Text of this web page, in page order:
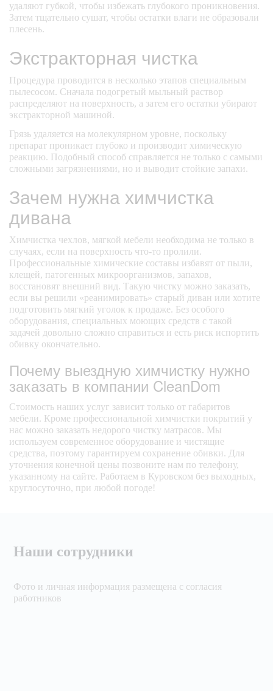
удаляют губкой, чтобы избежать глубокого проникновения.
Затем тщательно сушат, чтобы остатки влаги не образовали
плесень.
Экстракторная чистка
Процедура проводится в несколько этапов специальным
пылесосом. Сначала подогретый мыльный раствор
распределяют на поверхность, а затем его остатки убирают
экстракторной машиной.
Грязь удаляется на молекулярном уровне, поскольку
препарат проникает глубоко и производит химическую
реакцию. Подобный способ справляется не только с самыми
сложными загрязнениями, но и выводит стойкие запахи.
Зачем нужна химчистка
дивана
Химчистка чехлов, мягкой мебели необходима не только в
случаях, если на поверхность что-то пролили.
Профессиональные химические составы избавят от пыли,
клещей, патогенных микроорганизмов, запахов,
восстановят внешний вид. Такую чистку можно заказать,
если вы решили «реанимировать» старый диван или хотите
подготовить мягкий уголок к продаже. Без особого
оборудования, специальных моющих средств с такой
задачей довольно сложно справиться и есть риск испортить
обивку окончательно.
Почему выездную химчистку нужно
заказать в компании CleanDom
Стоимость наших услуг зависит только от габаритов
мебели. Кроме профессиональной химчистки покрытий у
нас можно заказать недорого чистку матрасов. Мы
используем современное оборудование и чистящие
средства, поэтому гарантируем сохранение обивки. Для
уточнения конечной цены позвоните нам по телефону,
указанному на сайте. Работаем в Куровском без выходных,
круглосуточно, при любой погоде!
Наши сотрудники
Фото и личная информация размещена с согласия
работников